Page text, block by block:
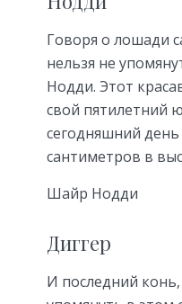
Говоря о лошади
нельзя не
Нодди. Этот
свой пятилетний
сегодняшний
сантиметров в
Шайр Нодди
Диггер
И последний